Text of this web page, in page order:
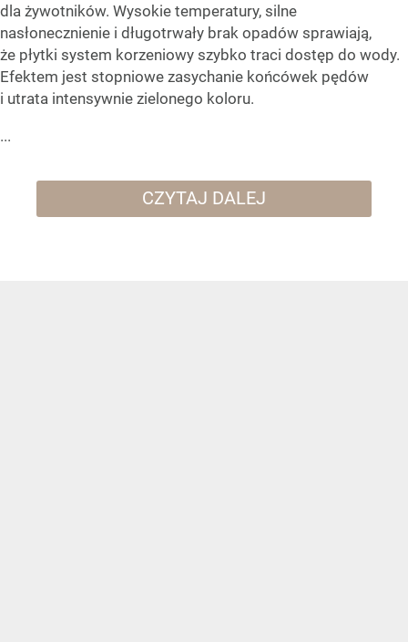
dla żywotników. Wysokie temperatury, silne
nasłonecznienie i długotrwały brak opadów sprawiają,
że płytki system korzeniowy szybko traci dostęp do wody.
Efektem jest stopniowe zasychanie końcówek pędów
i utrata intensywnie zielonego koloru.
...
CZYTAJ DALEJ